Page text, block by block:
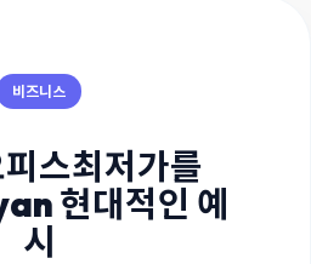
비즈니스
스최저가를
현대적인 예
시